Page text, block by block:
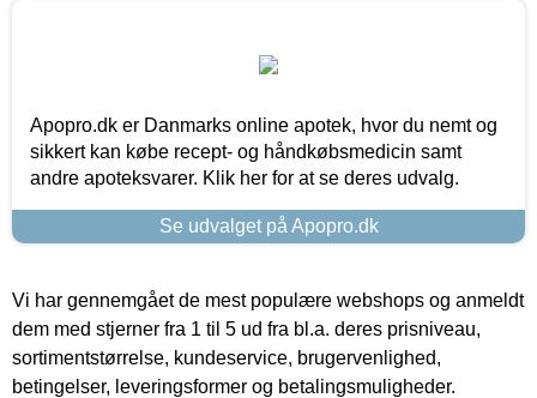
Apopro.dk er Danmarks online apotek, hvor du nemt og
sikkert kan købe recept- og håndkøbsmedicin samt
andre apoteksvarer. Klik her for at se deres udvalg.
Se udvalget på Apopro.dk
Vi har gennemgået de mest populære webshops og anmeldt
dem med stjerner fra 1 til 5 ud fra bl.a. deres prisniveau,
sortimentstørrelse, kundeservice, brugervenlighed,
betingelser, leveringsformer og betalingsmuligheder.